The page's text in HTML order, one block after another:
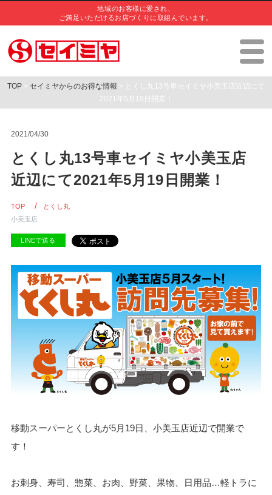
地域のお客様に愛され、
ご満足いただけるお店づくりに取組んでいます。
TOP > セイミヤからのお得な情報 > とくし丸13号車セイミヤ小美玉店近辺にて
2021年5月19日開業！
2021/04/30
とくし丸13号車セイミヤ小美玉店
近辺にて2021年5月19日開業！
TOP
とくし丸
小美玉店
LINEで送る
移動スーパーとくし丸が5月19日、小美玉店近辺で開業で
す！
お刺身、寿司、惣菜、お肉、野菜、果物、日用品…軽トラに